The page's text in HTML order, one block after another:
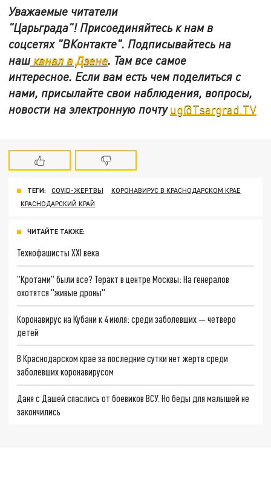
Уважаемые читатели
"Царьграда"! Присоединяйтесь к нам в
соцсетях "ВКонтакте". Подписывайтесь на
нашканал в Дзене. Там все самое
интересное. Если вам есть чем поделиться с
нами, присылайте свои наблюдения, вопросы,
новости на электронную почтуug@Tsargrad.TV
ТЕГИ: COVID-ЖЕРТВЫ
КОРОНАВИРУС В КРАСНОДАРСКОМ КРАЕ
КРАСНОДАРСКИЙ КРАЙ
ЧИТАЙТЕ ТАКЖЕ:
Технофашисты XXI века
"Кротами" были все? Теракт в центре Москвы: На генералов
охотятся "живые дроны"
Коронавирус на Кубани к 4 июля: среди заболевших — четверо
детей
В Краснодарском крае за последние сутки нет жертв среди
заболевших коронавирусом
Даня с Дашей спаслись от боевиков ВСУ. Но беды для малышей не
закончились